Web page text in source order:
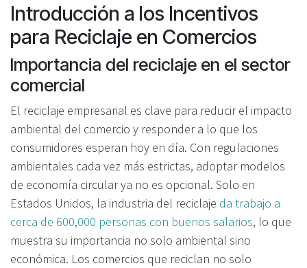
Introducción a los Incentivos
para Reciclaje en Comercios
Importancia del reciclaje en el sector
comercial
El reciclaje empresarial es clave para reducir el impacto
ambiental del comercio y responder a lo que los
consumidores esperan hoy en día. Con regulaciones
ambientales cada vez más estrictas, adoptar modelos
de economía circular ya no es opcional. Solo en
Estados Unidos, la industria del reciclaje da trabajo a
cerca de 600,000 personas con buenos salarios, lo que
muestra su importancia no solo ambiental sino
económica. Los comercios que reciclan no solo